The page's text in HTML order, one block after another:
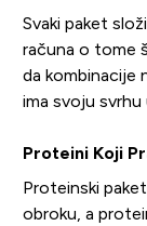
Svaki paket
računa o tome
da kombinacije
ima svoju svrhu
Proteini Koji
Proteinski
obroku, a